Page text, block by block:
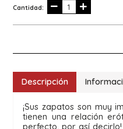
Cantidad:
Descripción
¡Sus zapatos son muy
tienen una relación
perfecto, por así